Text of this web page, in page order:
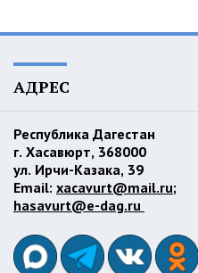
АДРЕС
Республика Дагестан
г. Хасавюрт, 368000
ул. Ирчи-Казака, 39
Email: xacavurt@mail.ru;
hasavurt@e-dag.ru